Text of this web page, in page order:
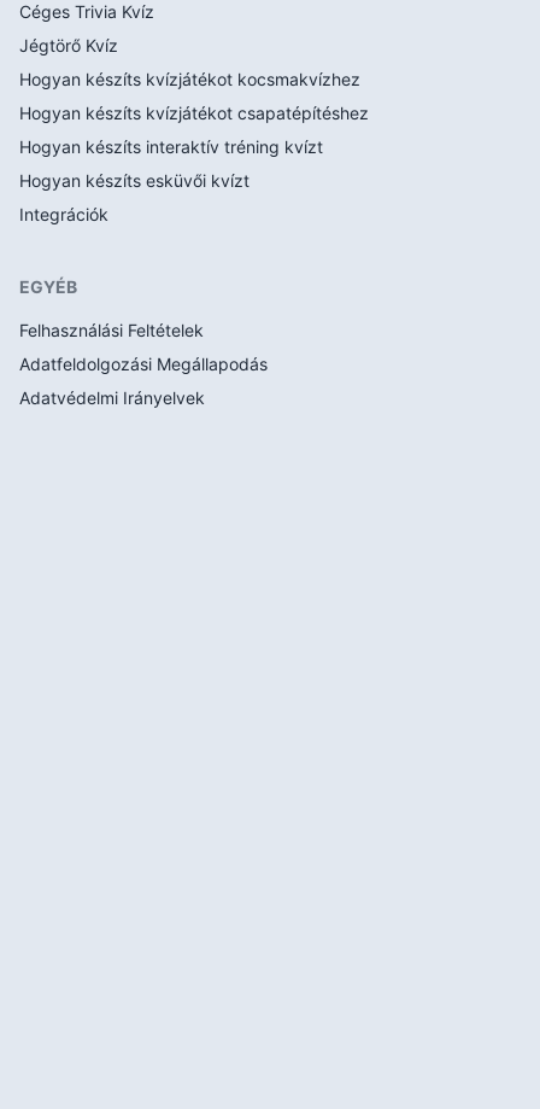
Céges Trivia Kvíz
Jégtörő Kvíz
Hogyan készíts kvízjátékot kocsmakvízhez
Hogyan készíts kvízjátékot csapatépítéshez
Hogyan készíts interaktív tréning kvízt
Hogyan készíts esküvői kvízt
Integrációk
EGYÉB
Felhasználási Feltételek
Adatfeldolgozási Megállapodás
Adatvédelmi Irányelvek